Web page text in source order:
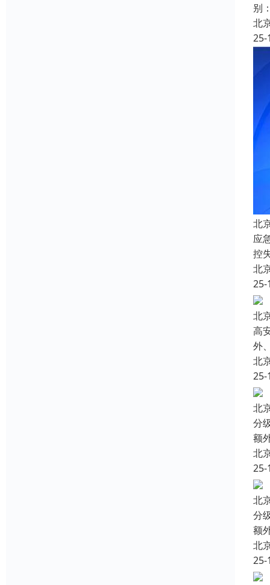
别
北
25-
北
应
控
北
25-
北
高
外
北
25-
北
分
额
北
25-
北
分
额
北
25-